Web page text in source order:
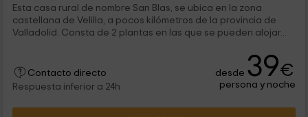
Esta casa rural de nombre San Blas, se ubica en la zona
castellana de Velilla, a pocos kilómetros de la provincia de
Valladolid. Consta de 2 plantas en las que se pueden alojar...
Contacto directo
Respuesta inferior a 24h
desde 39€
persona y noche